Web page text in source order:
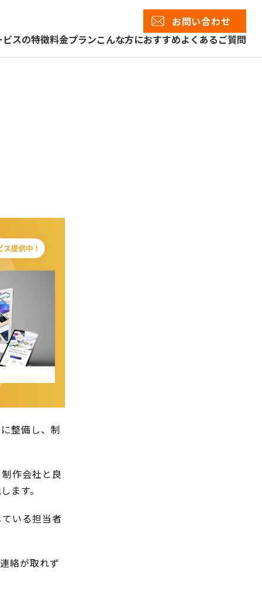
ビスの特徴料金プランこんな方におすすめよくあるご質問
お問い合わせ
整備し、制
作会社と良
ます。
いる担当者
絡が取れず